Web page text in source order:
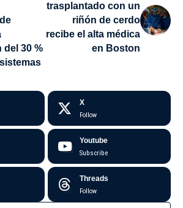
del 30 %
trasplantado con un
riñón de cerdo
recibe el alta médica
en Boston
X
Follow
Youtube
Subscribe
Threads
Follow